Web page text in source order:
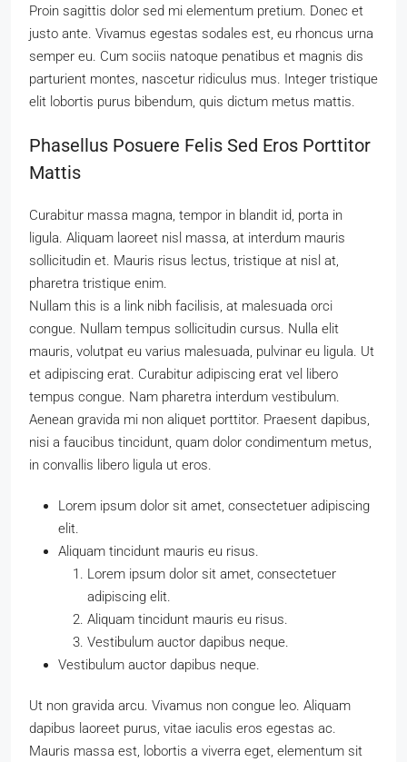
Proin sagittis dolor sed mi elementum pretium. Donec et
justo ante. Vivamus egestas sodales est, eu rhoncus urna
semper eu. Cum sociis natoque penatibus et magnis dis
parturient montes, nascetur ridiculus mus. Integer tristique
elit lobortis purus bibendum, quis dictum metus mattis.
Phasellus Posuere Felis Sed Eros Porttitor
Mattis
Curabitur massa magna, tempor in blandit id, porta in
ligula. Aliquam laoreet nisl massa, at interdum mauris
sollicitudin et. Mauris risus lectus, tristique at nisl at,
pharetra tristique enim.
Nullam this is a link nibh facilisis, at malesuada orci
congue. Nullam tempus sollicitudin cursus. Nulla elit
mauris, volutpat eu varius malesuada, pulvinar eu ligula. Ut
et adipiscing erat. Curabitur adipiscing erat vel libero
tempus congue. Nam pharetra interdum vestibulum.
Aenean gravida mi non aliquet porttitor. Praesent dapibus,
nisi a faucibus tincidunt, quam dolor condimentum metus,
in convallis libero ligula ut eros.
Lorem ipsum dolor sit amet, consectetuer adipiscing
elit.
Aliquam tincidunt mauris eu risus.
Lorem ipsum dolor sit amet, consectetuer
adipiscing elit.
Aliquam tincidunt mauris eu risus.
Vestibulum auctor dapibus neque.
Vestibulum auctor dapibus neque.
Ut non gravida arcu. Vivamus non congue leo. Aliquam
dapibus laoreet purus, vitae iaculis eros egestas ac.
Mauris massa est, lobortis a viverra eget, elementum sit